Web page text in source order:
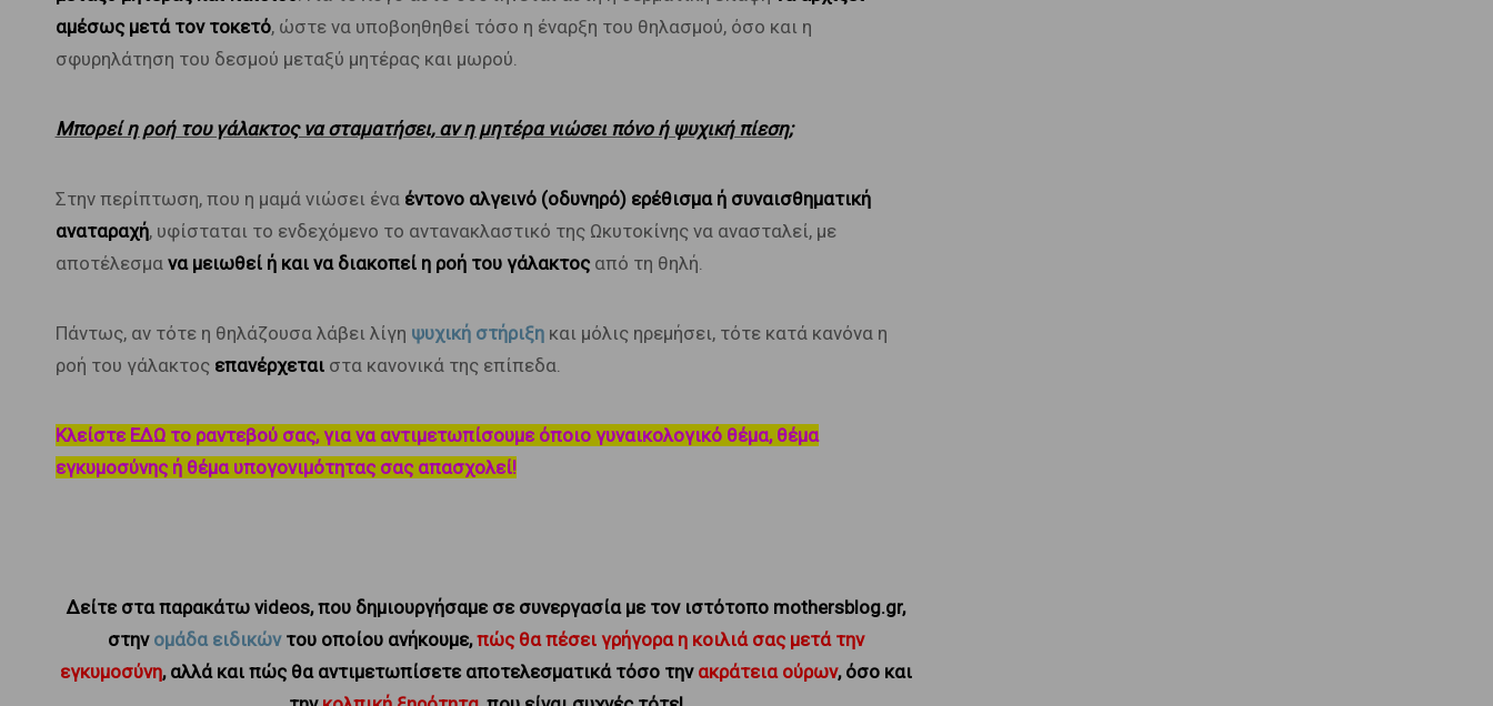
αμέσως μετά τον τοκετό, ώστε να υποβοηθηθεί τόσο η έναρξη του θηλασμού, όσο και η
σφυρηλάτηση του δεσμού μεταξύ μητέρας και μωρού.
Μπορεί η ροή του γάλακτος να σταματήσει, αν η μητέρα νιώσει πόνο ή ψυχική πίεση;
Στην περίπτωση, που η μαμά νιώσει ένα έντονο αλγεινό (οδυνηρό) ερέθισμα ή συναισθηματική
αναταραχή, υφίσταται το ενδεχόμενο το αντανακλαστικό της Ωκυτοκίνης να ανασταλεί, με
αποτέλεσμα να μειωθεί ή και να διακοπεί η ροή του γάλακτοςαπό τη θηλή.
Πάντως, αν τότε η θηλάζουσα λάβει λίγη ψυχική στήριξηκαι μόλις ηρεμήσει, τότε κατά κανόνα η
ροή του γάλακτος επανέρχεταιστα κανονικά της επίπεδα.
Κλείστε ΕΔΩ το ραντεβού σας, για να αντιμετωπίσουμε όποιο γυναικολογικό θέμα, θέμα
εγκυμοσύνης ή θέμα υπογονιμότητας σας απασχολεί!
Δείτε στα παρακάτω videos, που δημιουργήσαμε σε συνεργασία με τον ιστότοπο mothersblog.gr,
στην ομάδα ειδικώντου οποίου ανήκουμε,πώς θα πέσει γρήγορα η κοιλιά σας μετά την
εγκυμοσύνη, αλλά και πώς θα αντιμετωπίσετε αποτελεσματικά τόσο τηνακράτεια ούρων, όσο και